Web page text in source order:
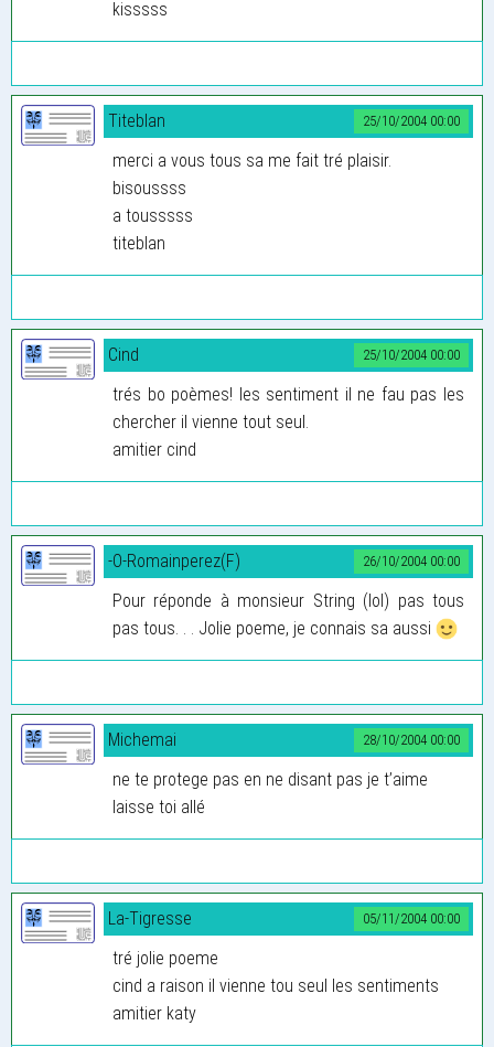
kisssss
25/10/2004 00:00
Titeblan
merci a vous tous sa me fait tré plaisir.
bisoussss
a tousssss
titeblan
25/10/2004 00:00
Cind
trés bo poèmes! les sentiment il ne fau pas les
chercher il vienne tout seul.
amitier cind
26/10/2004 00:00
-O-Romainperez(F)
Pour réponde à monsieur String (lol) pas tous
pas tous. . . Jolie poeme, je connais sa aussi
28/10/2004 00:00
Michemai
ne te protege pas en ne disant pas je t’aime
laisse toi allé
05/11/2004 00:00
La-Tigresse
tré jolie poeme
cind a raison il vienne tou seul les sentiments
amitier katy